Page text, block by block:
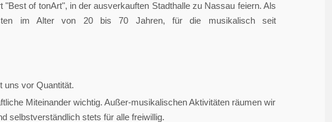
of tonArt", in der ausverkauften Stadthalle zu Nassau feiern. Als
im Alter von 20 bis 70 Jahren, für die musikalisch seit
uns vor Quantität.
Miteinander wichtig. Außer-musikalischen Aktivitäten räumen wir
selbstverständlich stets für alle freiwillig.